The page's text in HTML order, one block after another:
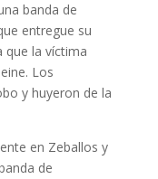
banda de
entregue su
que la víctima
Los
y huyeron de la
en Zeballos y
de